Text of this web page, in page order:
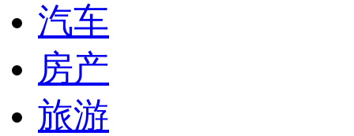
汽车
房产
旅游